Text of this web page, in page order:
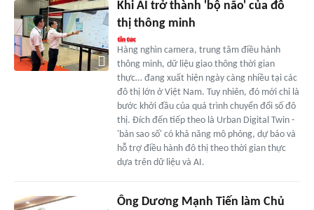
Khi AI trở thành 'bộ não' của đô
thị thông minh
Hàng nghìn camera, trung tâm điều hành
thông minh, dữ liệu giao thông thời gian
thực… đang xuất hiện ngày càng nhiều tại các
đô thị lớn ở Việt Nam. Tuy nhiên, đó mới chỉ là
bước khởi đầu của quá trình chuyển đổi số đô
thị. Đích đến tiếp theo là Urban Digital Twin -
'bản sao số' có khả năng mô phỏng, dự báo và
hỗ trợ điều hành đô thị theo thời gian thực
dựa trên dữ liệu và AI.
Ông Dương Mạnh Tiến làm Chủ